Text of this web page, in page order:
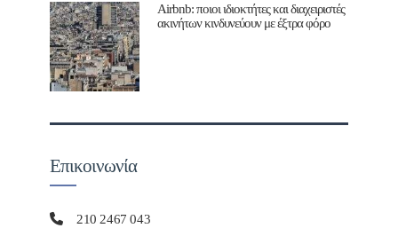
Airbnb: ποιοι ιδιοκτήτες και διαχειριστές
ακινήτων κινδυνεύουν με έξτρα φόρο
Επικοινωνία
210 2467 043